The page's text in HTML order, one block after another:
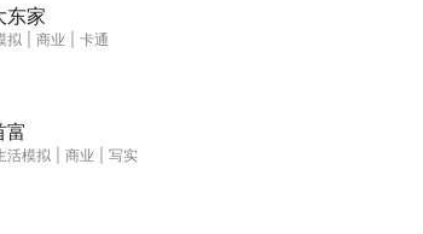
东家
拟 商业
卡通
富
活模拟 商业
写实